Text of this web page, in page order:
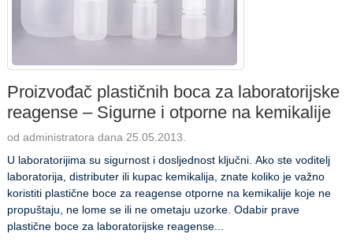
Proizvođač plastičnih boca za laboratorijske
reagense – Sigurne i otporne na kemikalije
od administratora dana 25.05.2013.
U laboratorijima su sigurnost i dosljednost ključni. Ako ste voditelj
laboratorija, distributer ili kupac kemikalija, znate koliko je važno
koristiti plastične boce za reagense otporne na kemikalije koje ne
propuštaju, ne lome se ili ne ometaju uzorke. Odabir prave
plastične boce za laboratorijske reagense...